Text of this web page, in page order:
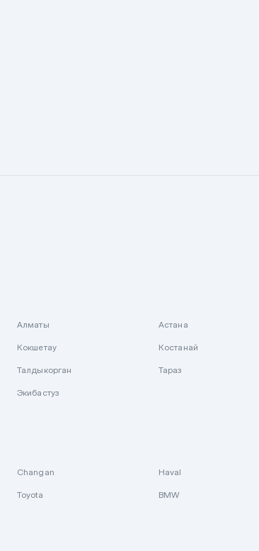
Алматы Астана
Кокшетау Костанай
Талдыкорган Тараз
Экибастуз
Changan Haval
Toyota BMW